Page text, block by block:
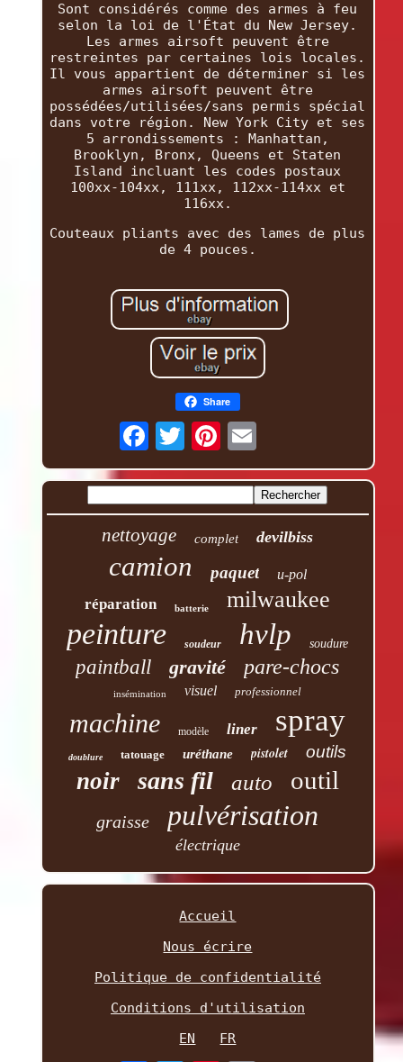
Sont considérés comme des armes à feu
selon la loi de l'État du New Jersey.
Les armes airsoft peuvent être
restreintes par certaines lois locales.
Il vous appartient de déterminer si les
armes airsoft peuvent être
possédées/utilisées/sans permis spécial
dans votre région. New York City et ses
5 arrondissements : Manhattan,
Brooklyn, Bronx, Queens et Staten
Island incluant les codes postaux
100xx-104xx, 111xx, 112xx-114xx et
116xx.
Couteaux pliants avec des lames de plus
de 4 pouces.
Share
nettoyage complet devilbiss
camion paquet u-pol
réparation batterie milwaukee
peinture soudeur hvlp soudure
paintball gravité pare-chocs
insémination visuel professionnel
machine modèle liner spray
doublure tatouage uréthane pistolet outils
noir sans fil auto outil
graisse pulvérisation
électrique
Accueil
Nous écrire
Politique de confidentialité
Conditions d'utilisation
EN
FR